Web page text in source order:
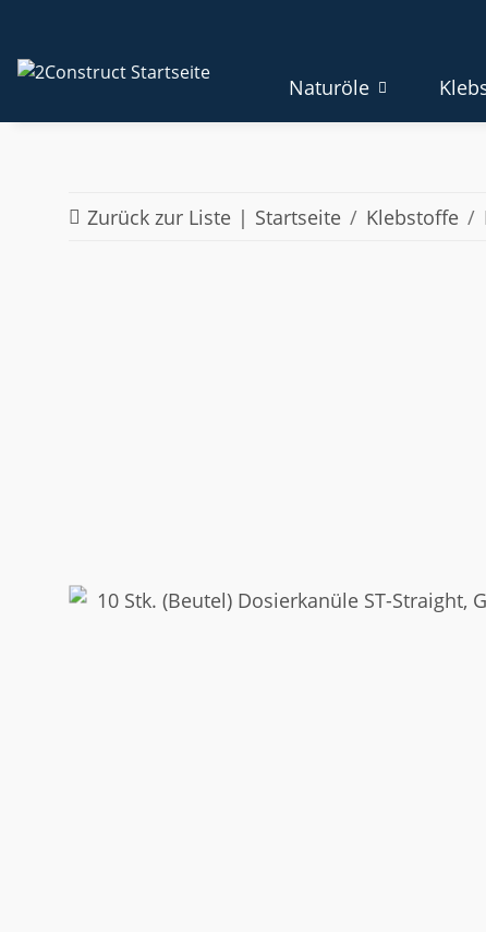
Naturöle
Zurück zur Liste Startseite Klebstoffe